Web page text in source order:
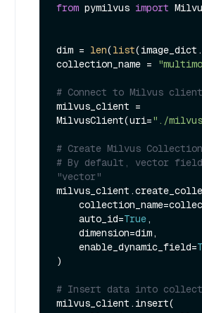
from pymilvus import
dim = len(list
collection_name =
# Connect to Milvus
milvus_client =
MilvusClient(uri="./
# Create Milvus Collection
# By default, vector field
"vector"
    auto_id=
True,
    enable_dynamic_field=
)
# Insert data into
milvus_client.insert(